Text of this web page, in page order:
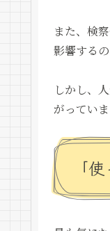
また、検
影響するの
しかし、
がっていま
「